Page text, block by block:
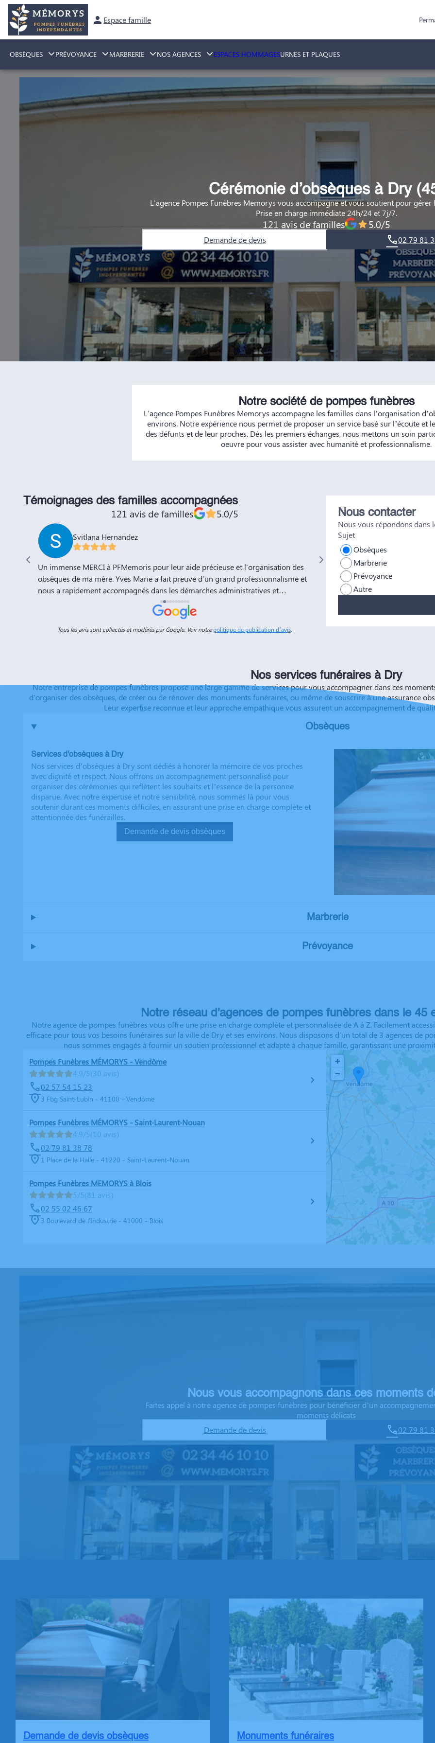
Espace famille
OBSÈQUES PRÉVOYANCE MARBRERIE NOS AGENCES ESPACES HOMMAGESURNES ET PLAQUES
Cérémonie d’obsèques à Dry
L'agence Pompes Funèbres Memorys vous accompagne et vous soutient pour gérer
Prise en charge immédiate 24h/24 et 7j/7.
121 avis de familles 5.0/5
Demande de devis 02 79 81
Notre société de pompes funèbres
L'agence Pompes Funèbres Memorys accompagne les familles dans l’organisation
environs. Notre expérience nous permet de proposer un service basé sur l’écoute et
des défunts et de leur proches. Dès les premiers échanges, nous mettons un soin
oeuvre pour vous assister avec humanité et professionnalisme.
Témoignages des familles accompagnées
121 avis de familles 5.0/5
Svitlana Hernandez
Un immense MERCI à PFMemoris pour leur aide précieuse et l'organisation des
obsèques de ma mère. Yves Marie a fait preuve d'un grand professionnalisme et
nous a rapidement accompagnés dans les démarches administratives et
l'organisation de la cérémonie d'adieu. Nous souhaitons à votre entreprise
prospérité et succès et la recommandons vivement à tous nos amis et
connaissances. Dans ces moments de deuil, des personnes comme Yves Marie et
Not No
Très bien était accueillie , très
Tous les avis sont collectés et modérés par Google. Voir notrepolitique de publication d’avis
Nous contacter
Nous vous répondons dans
Sujet
Obsèques
Marbrerie
Prévoyance
Autre
Nos services funéraires à Dry
Notre entreprise de pompes funèbres propose une large gamme de services pour vous accompagner dans ces
d'organiser des obsèques, de créer ou de rénover des monuments funéraires, ou même de souscrire à une assurance
Leur expertise reconnue et leur approche empathique vous assurent un accompagnement de
Obsèques
Services d'obsèques à Dry
Nos services d’obsèques à Dry sont dédiés à honorer la mémoire de vos proches
avec dignité et respect. Nous offrons un accompagnement personnalisé pour
organiser des cérémonies qui reflètent les souhaits et l’essence de la personne
disparue. Avec notre expertise et notre sensibilité, nous sommes là pour vous
soutenir durant ces moments difficiles, en assurant une prise en charge complète et
attentionnée des funérailles.
Demande de devis obsèques
Marbrerie
Prévoyance
Notre réseau d’agences de pompes funèbres dans le 45
Notre agence de pompes funèbres vous offre une prise en charge complète et personnalisée de A à Z. Facilement
efficace pour tous vos besoins funéraires sur la ville de Dry et ses environs. Nous disposons d'un total de 3 agences de
nous sommes engagés à fournir un soutien professionnel et adapté à chaque famille, garantissant une
Pompes Funèbres MÉMORYS - Vendôme
4.9/5(30 avis)
02 57 54 15 23
3 Fbg Saint-Lubin - 41100 - Vendôme
Pompes Funèbres MÉMORYS - Saint-Laurent-Nouan
4.9/5(10 avis)
02 79 81 38 78
1 Place de la Halle - 41220 - Saint-Laurent-Nouan
Pompes Funèbres MEMORYS à Blois
5/5(81 avis)
02 55 02 46 67
3 Boulevard de l'Industrie - 41000 - Blois
+
−
Nous vous accompagnons dans ces moments
Faites appel à notre agence de pompes funèbres pour bénéficier d’un
moments délicats
Demande de devis
02 79 81
Demande de devis obsèques Monuments funéraires